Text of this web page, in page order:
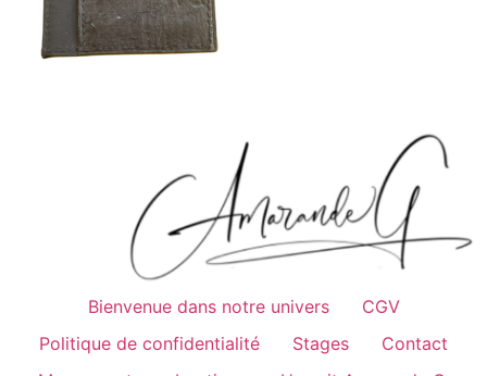
Bienvenue dans notre univers
CGV
Politique de confidentialité
Stages
Contact